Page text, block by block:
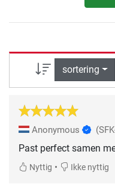
sortering
Anonymous
Past perfect samen
Nyttig • Ikke nyttig